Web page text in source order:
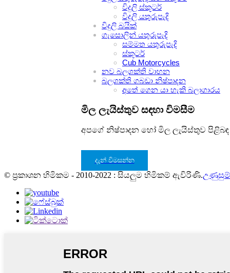
විදුලි ස්කූටර්
විදුලි යතුරුපැදි
විදුලි බයික්
ගැසොලින් යතුරුපැදි
සම්මත යතුරුපැදි
ස්කූටර්
Cub Motorcycles
නව බලශක්ති වාහන
බලශක්ති ගබඩා නිෂ්පාදන
අතේ ගෙන යා හැකි බලාගාරය
මිල ලැයිස්තුව සඳහා විමසීම
අපගේ නිෂ්පාදන හෝ මිල ලැයිස්තුව
දැන් විමසන්න
© ප්‍රකාශන හිමිකම - 2010-2022 : සියලුම හිමිකම් ඇවිරිණි.උණුසුම්